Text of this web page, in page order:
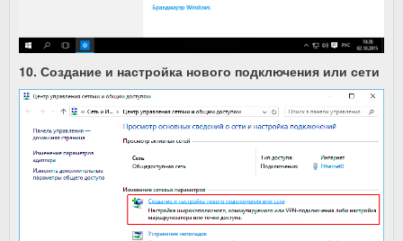
10. Создание и настройка нового подключения или сети